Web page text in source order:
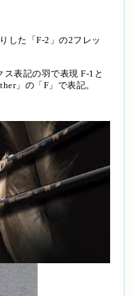
した「F-2」の2フレッ
表記の羽で表現 F-1と
」の「F」で表記。